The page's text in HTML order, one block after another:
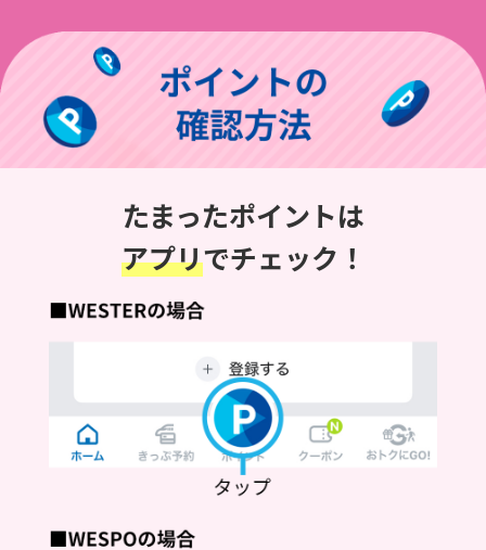
たまったポイントは
アプリでチェック！